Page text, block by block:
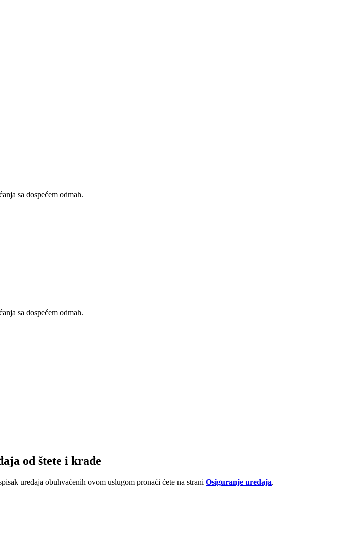
sa dospećem odmah.
sa dospećem odmah.
od štete i krađe
uređaja obuhvaćenih ovom uslugom pronaći ćete na strani Osiguranje uređaja.